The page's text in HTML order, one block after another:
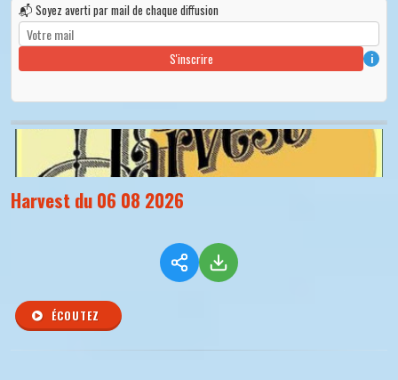
📬 Soyez averti par mail de chaque diffusion
S'inscrire i
Harvest du 06 08 2026
ÉCOUTEZ